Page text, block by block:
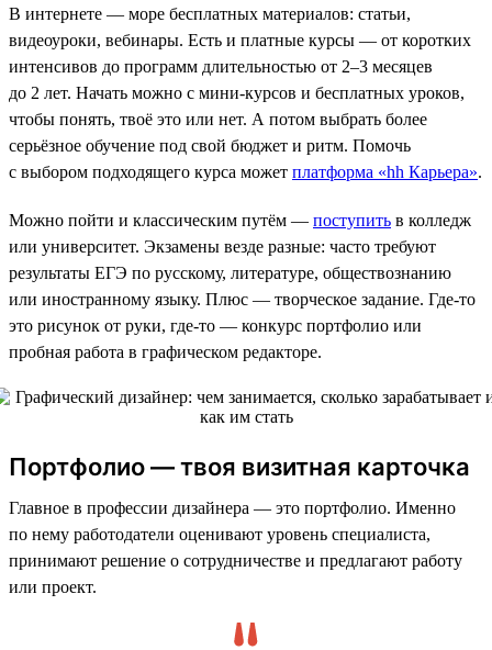
В интернете — море бесплатных материалов: статьи,
видеоуроки, вебинары. Есть и платные курсы — от коротких
интенсивов до программ длительностью от 2–3 месяцев
до 2 лет. Начать можно с мини-курсов и бесплатных уроков,
чтобы понять, твоё это или нет. А потом выбрать более
серьёзное обучение под свой бюджет и ритм. Помочь
с выбором подходящего курса может платформа «hh Карьера».
Можно пойти и классическим путём — поступить в колледж
или университет. Экзамены везде разные: часто требуют
результаты ЕГЭ по русскому, литературе, обществознанию
или иностранному языку. Плюс — творческое задание. Где-то
это рисунок от руки, где-то — конкурс портфолио или
пробная работа в графическом редакторе.
Портфолио — твоя визитная карточка
Главное в профессии дизайнера — это портфолио. Именно
по нему работодатели оценивают уровень специалиста,
принимают решение о сотрудничестве и предлагают работу
или проект.